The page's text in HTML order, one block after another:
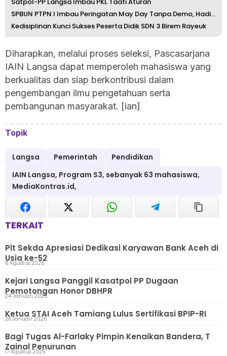
SPBUN PTPN I Imbau Peringatan May Day Tanpa Demo, Hadirka...
Kedisiplinan Kunci Sukses Peserta Didik SDN 3 Birem Rayeuk
Diharapkan, melalui proses seleksi, Pascasarjana
IAIN Langsa dapat memperoleh mahasiswa yang
berkualitas dan siap berkontribusi dalam
pengembangan ilmu pengetahuan serta
pembangunan masyarakat. [ian]
Topik
Langsa Pemerintah
Pendidikan
IAIN Langsa, Program S3, sebanyak 63 mahasiswa,
MediaKontras.id,
TERKAIT
Plt Sekda Apresiasi Dedikasi Karyawan Bank Aceh di
Usia ke-52
6 Agustus 2025
Kejari Langsa Panggil Kasatpol PP Dugaan
Pemotongan Honor DBHPR
24 Januari 2025
Ketua STAI Aceh Tamiang Lulus Sertifikasi BPIP-RI
28 Januari 2026
Bagi Tugas Al-Farlaky Pimpin Kenaikan Bandera, T
Zainal Penurunan
17 Agustus 2025